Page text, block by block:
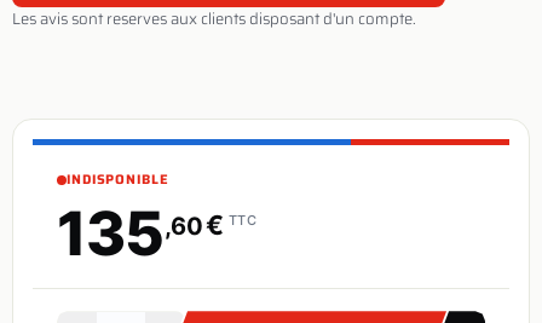
Les avis sont reserves aux clients disposant d'un compte.
INDISPONIBLE
135,60€ TTC